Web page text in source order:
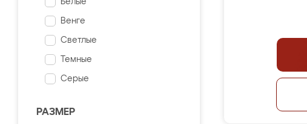
Белые
Венге
Светлые
Темные
Серые
РАЗМЕР